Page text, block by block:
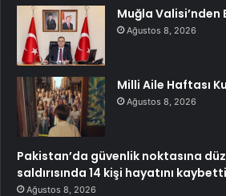
Muğla Valisi’nden
Ağustos 8, 2026
Milli Aile Haftası
Ağustos 8, 2026
Pakistan’da güvenlik noktasına
saldırısında 14 kişi hayatını kaybetti
Ağustos 8, 2026